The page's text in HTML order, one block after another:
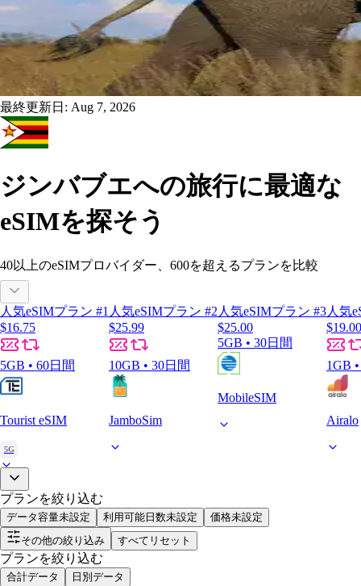
最終更新日: Aug 7, 2026
ジンバブエへの旅行に最適な
eSIMを探そう
40以上のeSIMプロバイダー、 600を超えるプランを比較
人気eSIMプラン #1
$16.75
5GB • 60日間
Tourist eSIM
5G
人気eSIMプラン #2
$25.99
10GB • 30日間
JamboSim
人気eSIMプラン #3
$25.00
5GB • 30日間
MobileSIM
人気
$19.00
1GB
Airalo
プランを絞り込む
データ容量未設定 利用可能日数未設定 価格未設定
その他の絞り込み
すべてリセット
プランを絞り込む
合計データ 日別データ